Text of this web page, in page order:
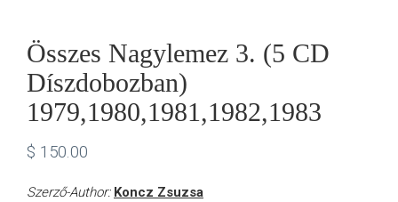
Összes Nagylemez 3. (5 CD
Díszdobozban)
1979,1980,1981,1982,1983
$ 150.00
Szerző-Author: Koncz Zsuzsa